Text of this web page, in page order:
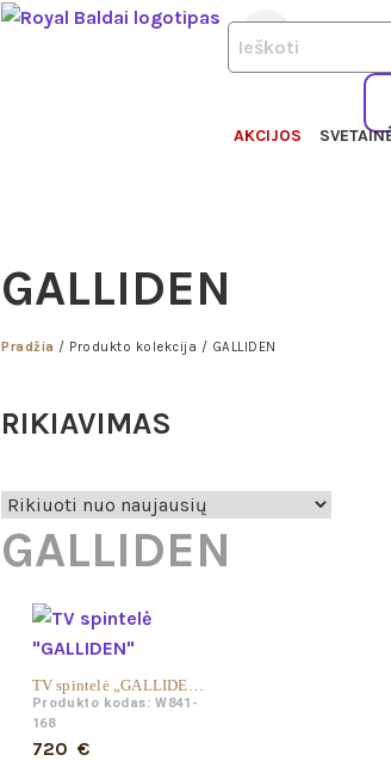
PRODUCTS
SEARCH
AKCIJOS
GALLIDEN
Pradžia / Produkto kolekcija / GALLIDEN
RIKIAVIMAS
GALLIDEN
Produkto kodas: W841-
168
720 €